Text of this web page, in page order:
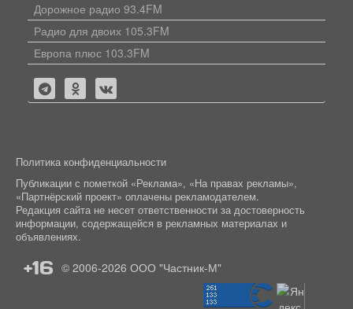
Дорожное радио 93.4FM
Радио для двоих 105.3FM
Европа плюс 103.3FM
Политика конфиденциальности
Публикации с пометкой «Реклама», «На правах рекламы»,
«Партнёрский проект» оплачены рекламодателем.
Редакция сайта не несет ответственности за достоверность
информации, содержащейся в рекламных материалах и
объявлениях.
+16 © 2006-2026 ООО "Частник-М"